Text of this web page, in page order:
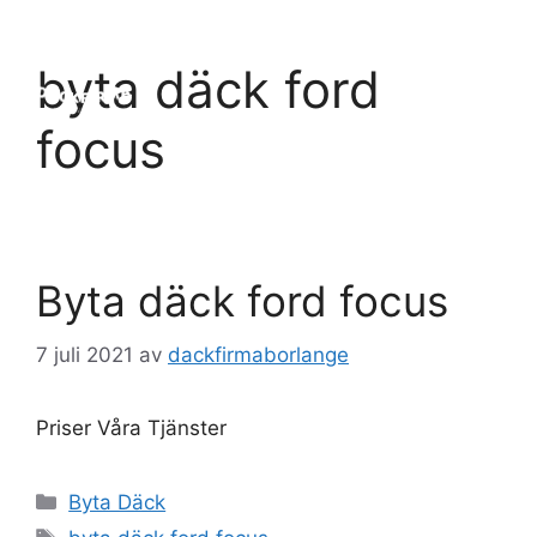
innehållbyta däck ford
focus
Byta däck ford focus
7 juli 2021 av dackfirmaborlange
Priser Våra Tjänster
Kategorier
Byta Däck